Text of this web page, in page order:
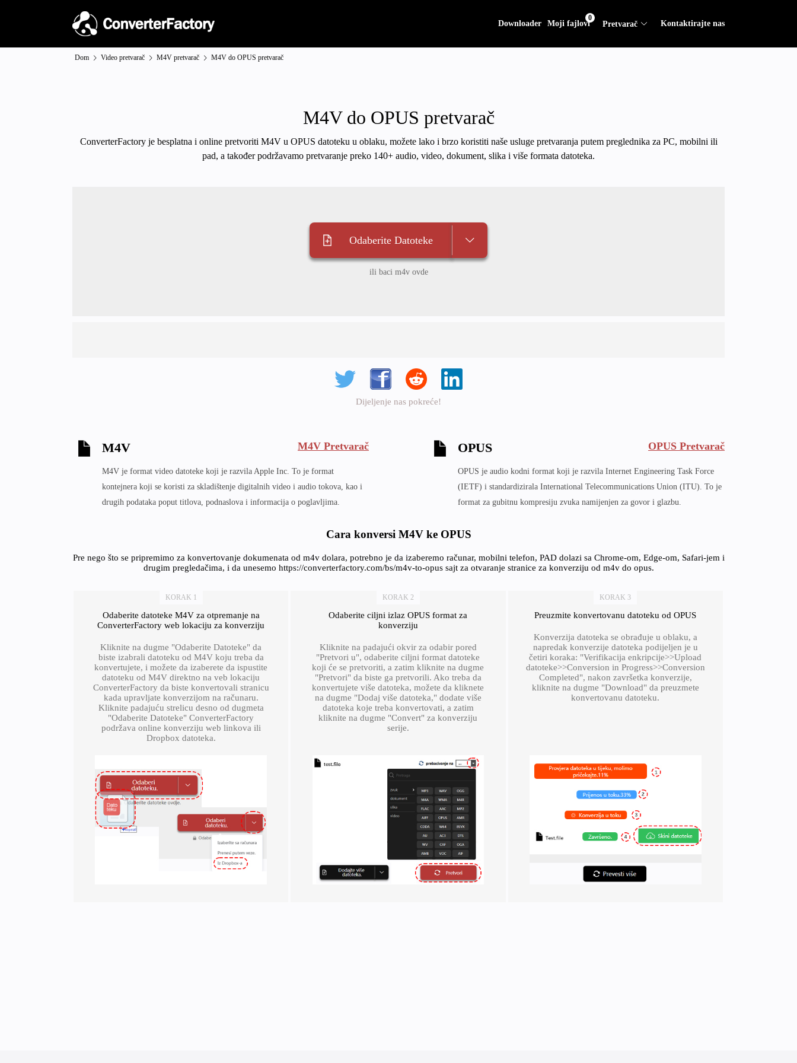
Downloader Moji fajlovi
0
Pretvarač Kontaktirajte nas
Dom Video pretvarač M4V pretvarač M4V do OPUS pretvarač
M4V do OPUS pretvarač
ConverterFactory je besplatna i online pretvoriti M4V u OPUS datoteku u oblaku, možete lako i brzo koristiti naše usluge pretvaranja putem preglednika za PC, mobilni ili
pad, a također podržavamo pretvaranje preko 140+ audio, video, dokument, slika i više formata datoteka.
Odaberite Datoteke
ili baci m4v ovde
Dijeljenje nas pokreće!
M4V M4V Pretvarač
M4V je format video datoteke koji je razvila Apple Inc. To je format
kontejnera koji se koristi za skladištenje digitalnih video i audio tokova, kao i
drugih podataka poput titlova, podnaslova i informacija o poglavljima.
OPUS OPUS Pretvarač
OPUS je audio kodni format koji je razvila Internet Engineering Task Force
(IETF) i standardizirala International Telecommunications Union (ITU). To je
format za gubitnu kompresiju zvuka namijenjen za govor i glazbu.
Cara konversi M4V ke OPUS
Pre nego što se pripremimo za konvertovanje dokumenata od m4v dolara, potrebno je da izaberemo računar, mobilni telefon, PAD dolazi sa Chrome-om, Edge-om, Safari-jem i
drugim pregledačima, i da unesemo https://converterfactory.com/bs/m4v-to-opus sajt za otvaranje stranice za konverziju od m4v do opus.
KORAK 1
Odaberite datoteke M4V za otpremanje na
ConverterFactory web lokaciju za konverziju
Kliknite na dugme "Odaberite Datoteke" da
biste izabrali datoteku od M4V koju treba da
konvertujete, i možete da izaberete da ispustite
datoteku od M4V direktno na veb lokaciju
ConverterFactory da biste konvertovali stranicu
kada upravljate konverzijom na računaru.
Kliknite padajuću strelicu desno od dugmeta
"Odaberite Datoteke" ConverterFactory
podržava online konverziju web linkova ili
Dropbox datoteka.
KORAK 2
Odaberite ciljni izlaz OPUS format za
konverziju
Kliknite na padajući okvir za odabir pored
"Pretvori u", odaberite ciljni format datoteke
koji će se pretvoriti, a zatim kliknite na dugme
"Pretvori" da biste ga pretvorili. Ako treba da
konvertujete više datoteka, možete da kliknete
na dugme "Dodaj više datoteka," dodate više
datoteka koje treba konvertovati, a zatim
kliknite na dugme "Convert" za konverziju
serije.
KORAK 3
Preuzmite konvertovanu datoteku od OPUS
Konverzija datoteka se obrađuje u oblaku, a
napredak konverzije datoteka podijeljen je u
četiri koraka: "Verifikacija enkripcije>>Upload
datoteke>>Conversion in Progress>>Conversion
Completed", nakon završetka konverzije,
kliknite na dugme "Download" da preuzmete
konvertovanu datoteku.